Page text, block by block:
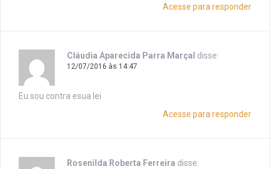
Acesse para responder
Cláudia Aparecida Parra Marçal disse:
12/07/2016 às 14:47
Eu sou contra esua lei
Acesse para responder
Rosenilda Roberta Ferreira disse: